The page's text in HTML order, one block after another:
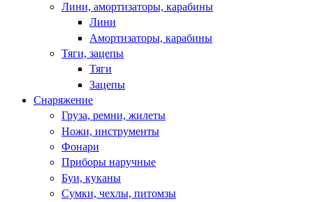
Лини, амортизаторы, карабины
Лини
Амортизаторы, карабины
Тяги, зацепы
Тяги
Зацепы
Снаряжение
Груза, ремни, жилеты
Ножи, инструменты
Фонари
Приборы наручные
Буи, куканы
Сумки, чехлы, питомзы